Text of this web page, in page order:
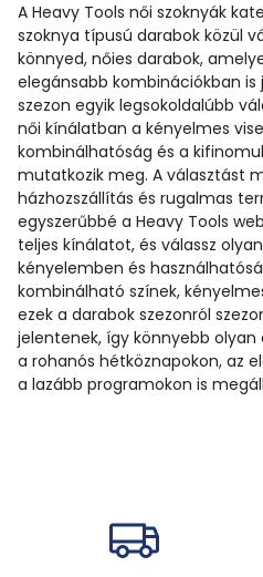
A Heavy Tools női szoknyák
szoknya típusú darabok közül
könnyed, nőies darabok,
elegánsabb kombinációkban is
szezon egyik legsokoldalúbb
női kínálatban a kényelmes
kombinálhatóság és a
mutatkozik meg. A választást
házhozszállítás és rugalmas
egyszerűbbé a Heavy Tools
teljes kínálatot, és válassz
kényelemben és
kombinálható színek,
ezek a darabok szezonról
jelentenek, így könnyebb
a rohanós hétköznapokon, az
a lazább programokon is